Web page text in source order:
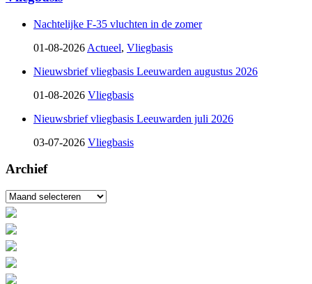
Nachtelijke F-35 vluchten in de zomer
01-08-2026 Actueel, Vliegbasis
Nieuwsbrief vliegbasis Leeuwarden augustus 2026
01-08-2026 Vliegbasis
Nieuwsbrief vliegbasis Leeuwarden juli 2026
03-07-2026 Vliegbasis
Archief
Archief